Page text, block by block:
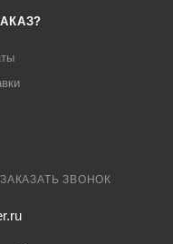
ЗАКАЗАТЬ ЗВОНОК